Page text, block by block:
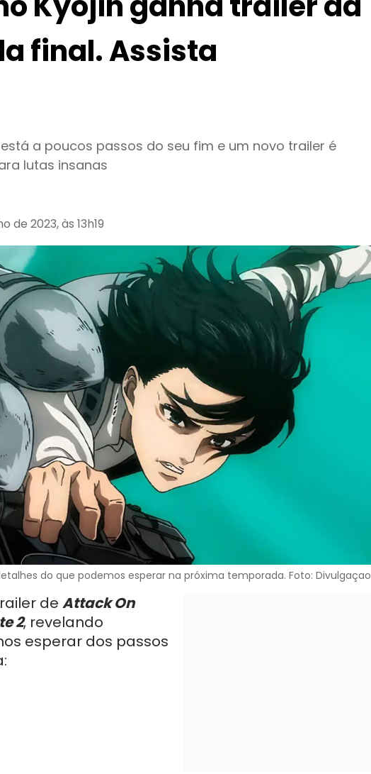
final. Assista
está a poucos passos do seu fim e um novo trailer é
lutas insanas
de 2023, às 13h19
do que podemos esperar na próxima temporada. Foto: Divulgaçao
de Attack On
2, revelando
esperar dos passos